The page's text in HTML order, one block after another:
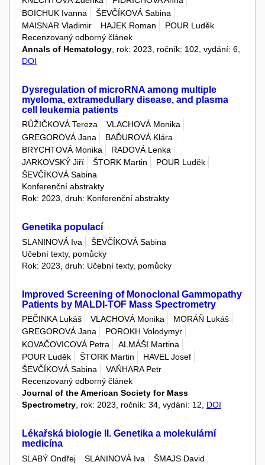
BOICHUK Ivanna
ŠEVČÍKOVÁ Sabina
MAISNAR Vladimir
HAJEK Roman
POUR Luděk
Recenzovaný odborný článek
Annals of Hematology , rok: 2023, ročník: 102, vydání: 6,
DOI
Dysregulation of microRNA among multiple
myeloma, extramedullary disease, and plasma
cell leukemia patients
RŮŽIČKOVÁ Tereza
VLACHOVÁ Monika
GREGOROVÁ Jana
BAĎUROVÁ Klára
BRYCHTOVÁ Monika
RADOVÁ Lenka
JARKOVSKÝ Jiří
ŠTORK Martin
POUR Luděk
ŠEVČÍKOVÁ Sabina
Konferenční abstrakty
Rok: 2023, druh: Konferenční abstrakty
Genetika populací
SLANINOVÁ Iva
ŠEVČÍKOVÁ Sabina
Učební texty, pomůcky
Rok: 2023, druh: Učební texty, pomůcky
Improved Screening of Monoclonal Gammopathy
Patients by MALDI-TOF Mass Spectrometry
PEČINKA Lukáš VLACHOVÁ Monika
MORÁŇ Lukáš
GREGOROVÁ Jana
POROKH Volodymyr
KOVAČOVICOVÁ Petra
ALMÁŠI Martina
POUR Luděk
ŠTORK Martin
HAVEL Josef
ŠEVČÍKOVÁ Sabina
VAŇHARA Petr
Recenzovaný odborný článek
Journal of the American Society for Mass
Spectrometry, rok: 2023, ročník: 34, vydání: 12, DOI
Lékařská biologie II. Genetika a molekulární
medicína
SLABÝ Ondřej SLANINOVÁ Iva
ŠMAJS David